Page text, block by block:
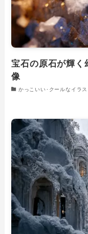
宝石の原石が輝く
像
かっこいい･クールなイラ